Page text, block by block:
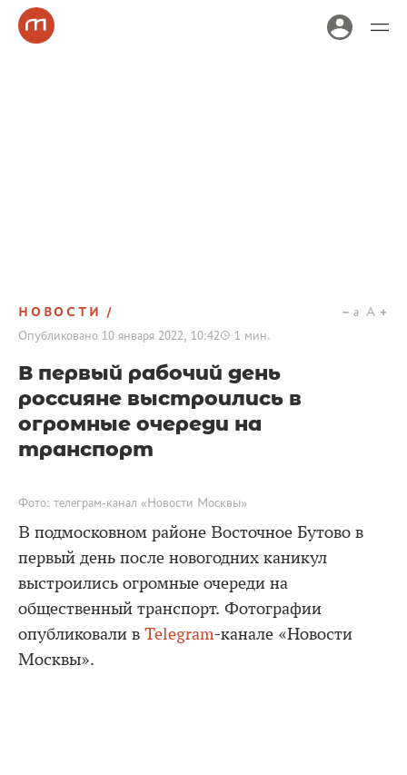
НОВОСТИ
Опубликовано 10 января 2022, 10:42 1 мин.
a A
В первый рабочий день
россияне выстроились в
огромные очереди на
транспорт
Фото: телеграм-канал «Новости Москвы»
В подмосковном районе Восточное Бутово в
первый день после новогодних каникул
выстроились огромные очереди на
общественный транспорт. Фотографии
опубликовали в Telegram-канале «Новости
Москвы».